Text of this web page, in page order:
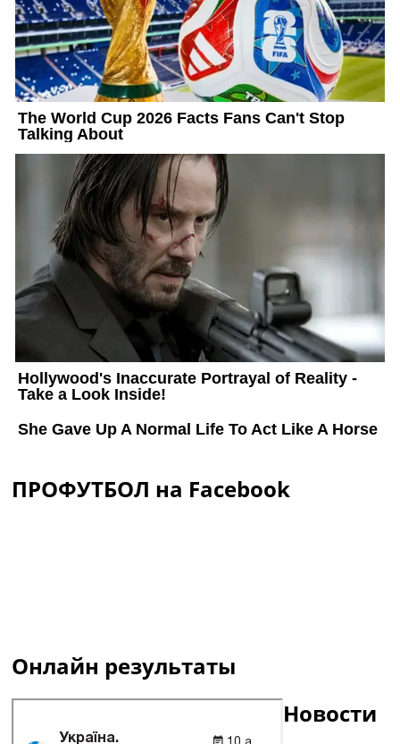
ПРОФУТБОЛ на Facebook
Онлайн результаты
Новости